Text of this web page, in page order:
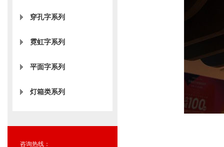
穿孔字系列
霓虹字系列
平面字系列
灯箱类系列
咨询热线：